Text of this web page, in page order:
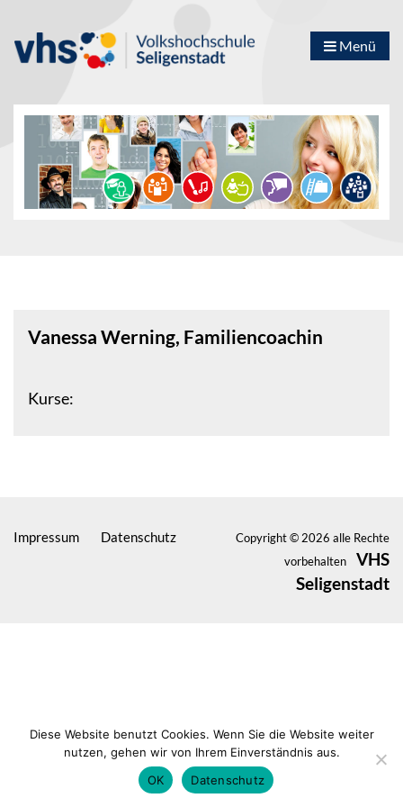
Menü
Vanessa Werning, Familiencoachin
Kurse:
Impressum Datenschutz
Copyright © 2026 alle Rechte
vorbehalten
VHS
Seligenstadt
Diese Website benutzt Cookies. Wenn Sie die Website weiter
nutzen, gehen wir von Ihrem Einverständnis aus.
OK
Datenschutz